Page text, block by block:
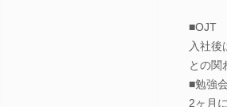
■OJT
入社後
との関
■勉強会
2ヶ月